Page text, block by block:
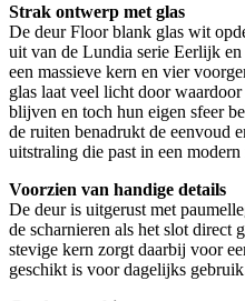
Strak ontwerp met glas
De deur Floor blank glas wit
uit van de Lundia serie Eerlijk
een massieve kern en vier
glas laat veel licht door
blijven en toch hun eigen sfeer
de ruiten benadrukt de eenvoud
uitstraling die past in een modern
Voorzien van handige details
De deur is uitgerust met
de scharnieren als het slot direct
stevige kern zorgt daarbij voor
geschikt is voor dagelijks